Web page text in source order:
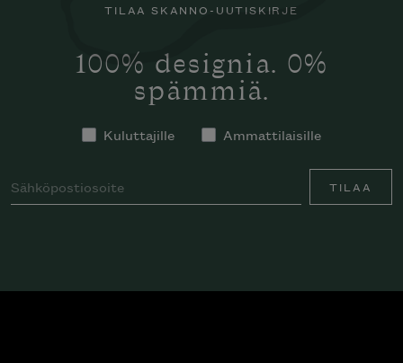
TILAA SKANNO-UUTISKIRJE
100% designia. 0%
spämmiä.
Kuluttajille Ammattilaisille
TILAA